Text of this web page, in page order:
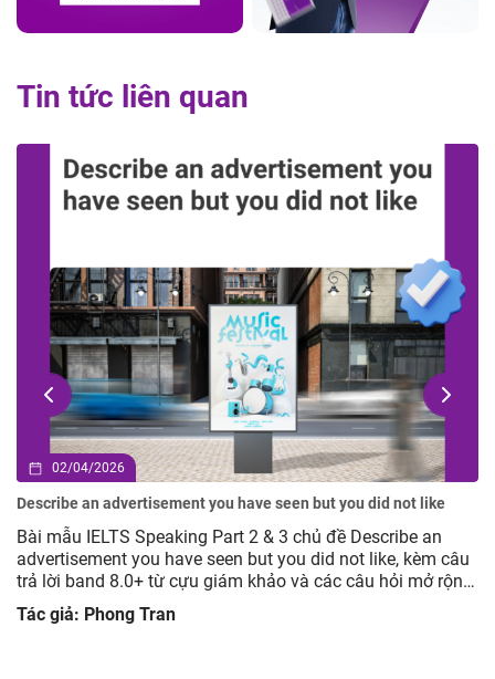
Tin tức liên quan
02/04/2026
Describe an advertisement you have seen but you did not like
Bài mẫu IELTS Speaking Part 2 & 3 chủ đề Describe an
advertisement you have seen but you did not like, kèm câu
trả lời band 8.0+ từ cựu giám khảo và các câu hỏi mở rộng
giúp luyện tập hiệu quả.
Tác giả: Phong Tran